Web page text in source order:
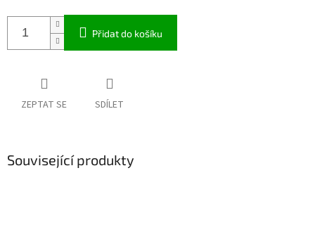
Přidat do košíku
ZEPTAT SE SDÍLET
Související produkty